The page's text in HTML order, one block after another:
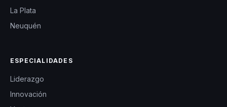
La Plata
Neuquén
ESPECIALIDADES
Liderazgo
Innovación